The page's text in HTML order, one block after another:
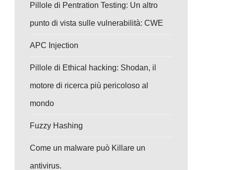
Pillole di Pentration Testing: Un altro
punto di vista sulle vulnerabilità: CWE
APC Injection
Pillole di Ethical hacking: Shodan, il
motore di ricerca più pericoloso al
mondo
Fuzzy Hashing
Come un malware può Killare un
antivirus.